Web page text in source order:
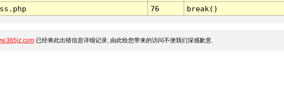
76 break()
已经将此出错信息详细记录, 由此给您带来的访问不便我们深感歉意.